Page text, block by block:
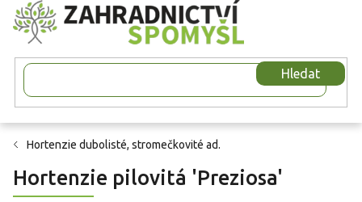
Přejít
na
obsah
Hledat
Hortenzie dubolisté, stromečkovité ad.
Hortenzie pilovitá 'Preziosa'